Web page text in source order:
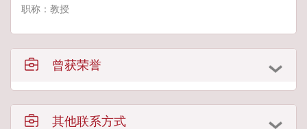
职称：教授
曾获荣誉
其他联系方式